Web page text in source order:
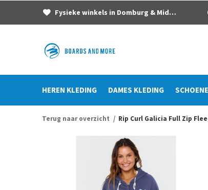
HEREN KLEDING DAMES KLEDING
Fysieke winkels in Domburg & Middelburg
Terug naar overzicht Rip Curl Galicia Full Zip